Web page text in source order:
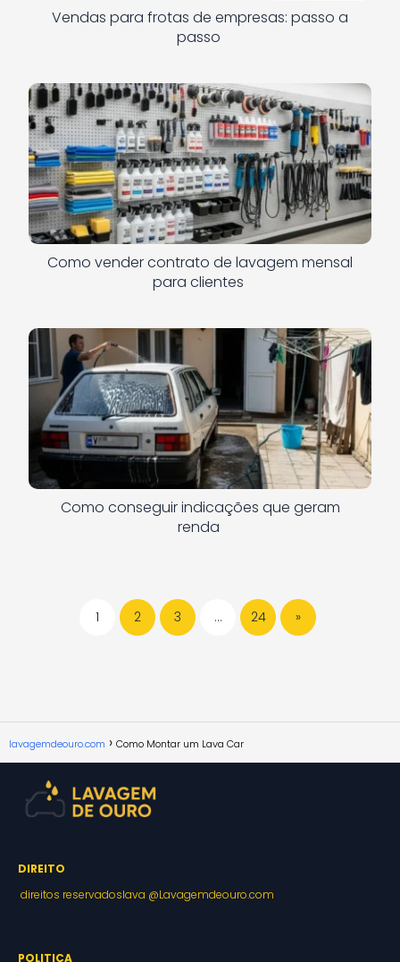
Vendas para frotas de empresas: passo a
passo
Como vender contrato de lavagem mensal
para clientes
Como conseguir indicações que geram
renda
1 2 3 … 24 »
lavagemdeouro.com Como Montar um Lava Car
DIREITO
direitos reservadoslava @Lavagemdeouro.com
POLITICA